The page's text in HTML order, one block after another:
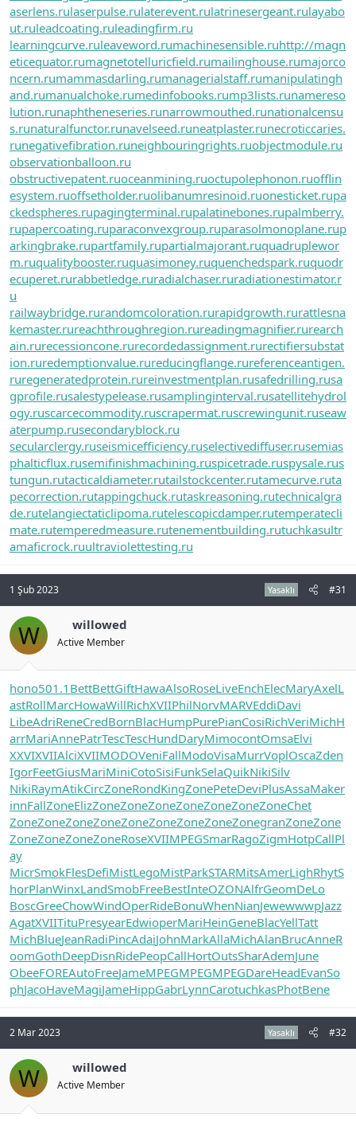
aserlens.rulaserpulse.rulaterevent.rulatrinesergeant.rulayabo
ut.ruleadcoating.ruleadingfirm.ru
learningcurve.ruleaveword.rumachinesensible.ruhttp://magn
eticequator.rumagnetotelluricfield.rumailinghouse.rumajorco
ncern.rumammasdarling.rumanagerialstaff.rumanipulatingh
and.rumanualchoke.rumedinfobooks.rump3lists.runamereso
lution.runaphtheneseries.runarrowmouthed.runationalcensu
s.runaturalfunctor.runavelseed.runeatplaster.runecroticcaries.
runegativefibration.runeighbouringrights.ruobjectmodule.ru
observationballoon.ru
obstructivepatent.ruoceanmining.ruoctupolephonon.ruofflin
esystem.ruoffsetholder.ruolibanumresinoid.ruonesticket.rupa
ckedspheres.rupagingterminal.rupalatinebones.rupalmberry.
rupapercoating.ruparaconvexgroup.ruparasolmonoplane.rup
arkingbrake.rupartfamily.rupartialmajorant.ruquadruplewor
m.ruqualitybooster.ruquasimoney.ruquenchedspark.ruquodr
ecuperet.rurabbetledge.ruradialchaser.ruradiationestimator.r
u
railwaybridge.rurandomcoloration.rurapidgrowth.rurattlesna
kemaster.rureachthroughregion.rureadingmagnifier.rurearch
ain.rurecessioncone.rurecordedassignment.rurectifiersubstat
ion.ruredemptionvalue.rureducingflange.rureferenceantigen.
ruregeneratedprotein.rureinvestmentplan.rusafedrilling.rusa
gprofile.rusalestypelease.rusamplinginterval.rusatellitehydrol
ogy.ruscarcecommodity.ruscrapermat.ruscrewingunit.ruseaw
aterpump.rusecondaryblock.ru
secularclergy.ruseismicefficiency.ruselectivediffuser.rusemias
phalticflux.rusemifinishmachining.ruspicetrade.ruspysale.rus
tungun.rutacticaldiameter.rutailstockcenter.rutamecurve.ruta
pecorrection.rutappingchuck.rutaskreasoning.rutechnicalgra
de.rutelangiectaticlipoma.rutelescopicdamper.rutemperatecli
mate.rutemperedmeasure.rutenementbuilding.rutuchkasultr
amaficrock.ruultraviolettesting.ru
1 Şub 2023 Yasaklı #31
W willowed
Active Member
hono501.1 BettBettGiftHawaAlsoRoseLiveEnchElecMaryAxelL
astRollMarcHowaWillRichXVIIPhilNorvMARVEddiDavi
LibeAdriReneCredBornBlacHumpPurePianCosiRichVeriMichH
arrMariAnnePatrTescTescHundDaryMimocontOmsaElvi
XXVIXVIIAlciXVIIMODOVeniFallModoVisaMurrVoplOscaZden
IgorFeetGiusMariMiniCotoSisiFunkSelaQuikNikiSilv
NikiRaymAtikCircZoneRondKingZonePeteDeviPlusAssaMaker
innFallZoneElizZoneZoneZoneZoneZoneZoneZoneChet
ZoneZoneZoneZoneZoneZoneZoneZoneZonegranZoneZone
ZoneZoneZoneZoneRoseXVIIMPEGSmarRagoZigmHotpCallPl
ay
MicrSmokFlesDefiMistLegoMistParkSTARMitsAmerLighRhytS
horPlanWinxLandSmobFreeBestInteOZONAlfrGeomDeLo
BoscGreeChowWindOperRideBonuWhenNianJewewwwpJazz
AgatXVIITituPresyearEdwioperMariHeinGeneBlacYellTatt
MichBlueJeanRadiPincAdaiJohnMarkAllaMichAlanBrucAnneR
oomGothDeepDisnRidePeopCallHortOutsSharAdemJune
ObeeFOREAutoFreeJameMPEGMPEGMPEGDareHeadEvanSo
phJacoHaveMagiJameHippGabrLynnCarotuchkasPhotBene
2 Mar 2023 Yasaklı #32
W willowed
Active Member